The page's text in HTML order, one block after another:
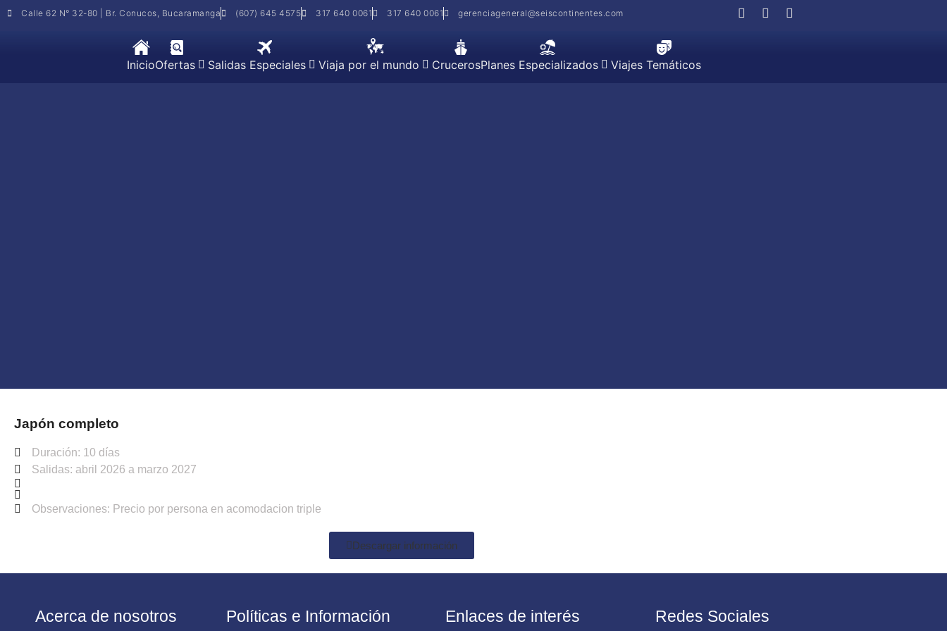
Calle 62 N° 32-80 | Br. Conucos, Bucaramanga (607) 645 4575 317 640 0061 317 640 0061 gerenciageneral@seiscontinentes.com
InicioOfertas Salidas Especiales Viaja por el mundo CrucerosPlanes Especializados Viajes Temáticos
Japón completo
Duración: 10 días
Salidas: abril 2026 a marzo 2027
Observaciones: Precio por persona en acomodacion triple
Descargar información
Acerca de nosotros Políticas e Información Enlaces de interés Redes Sociales